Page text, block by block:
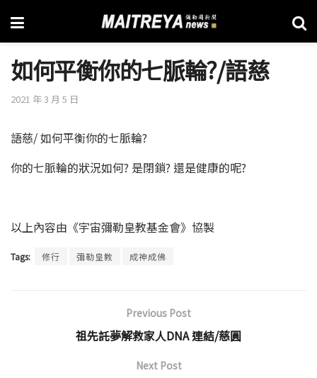
如何平衡你的七脈輪?/語慈
2021 年 3 月 5 日
語慈/ 如何平衡你的七脈輪?
你的七脈輪的狀況如何? 是閉鎖? 還是健康的呢?
以上內容由《宇宙彌勒皇教基金會》協製
Tags: 修行 彌勒皇教 成神成佛
Previous Post
祖先託夢解救家人DNA 連結/慈圓
Next Post